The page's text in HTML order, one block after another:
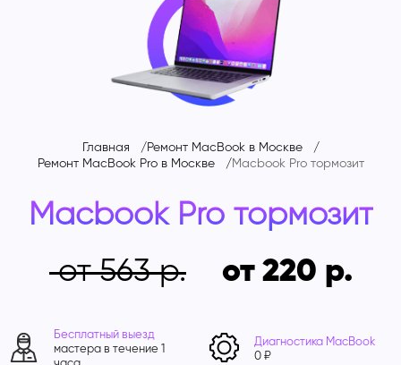
Главная
Ремонт MacBook в Москве
Ремонт MacBook Pro в Москве
Macbook Pro тормозит
Macbook Pro тормозит
от 563
от 220
Бесплатный выезд
мастера в течение 1
Диагностика MacBook
0 ₽